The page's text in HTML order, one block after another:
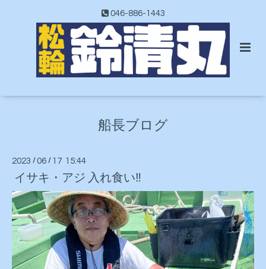
046-886-1443
船長ブログ
2023 / 06 / 17 15:44
イサキ・アジ 入れ食い‼️